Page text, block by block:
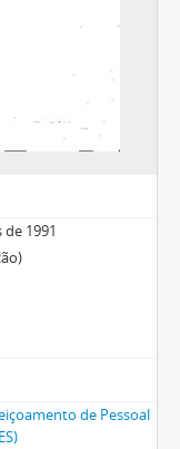
1991
de Pessoal